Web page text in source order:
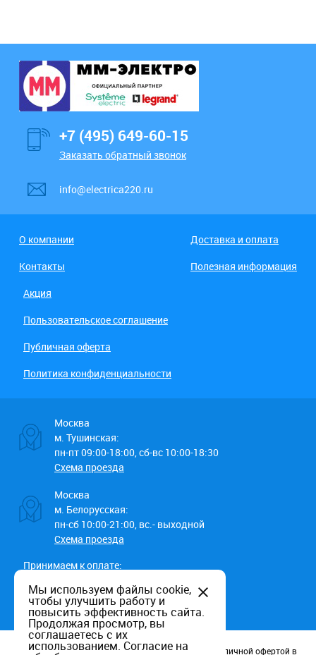
+7 (495) 649-60-15
Заказать обратный звонок
info@electrica220.ru
О компании
Доставка и оплата
Контакты
Полезная информация
Акция
Пользовательское соглашение
Публичная оферта
Политика конфиденциальности
Москва
м. Тушинская:
пн-пт 09:00-18:00, сб-вс 10:00-18:30
Схема проезда
Москва
м. Белорусская:
пн-сб 10:00-21:00, вс.- выходной
Схема проезда
Принимаем к оплате:
Данный информационный ресурс не является публичной офертой в
Мы используем файлы cookie,
чтобы улучшить работу и
повысить эффективность сайта.
Продолжая просмотр, вы
соглашаетесь с их
использованием. Согласие на